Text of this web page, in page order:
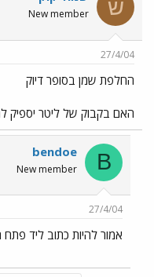
ח
ה
ש
א
ס
ם
ר
י
ש New member
27/4/04
החלפת שמן בסופר דיוק
האם בקבוק של ליטר
B
bendoe
New member
27/4/04
אמור להיות כתוב ליד פתח